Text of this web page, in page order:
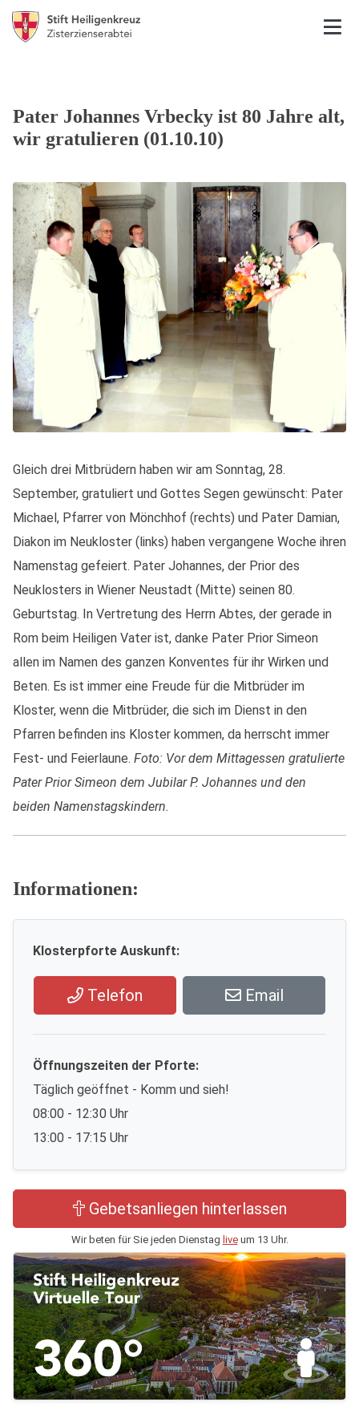
Pater Johannes Vrbecky ist 80 Jahre alt,
wir gratulieren (01.10.10)
Gleich drei Mitbrüdern haben wir am Sonntag, 28.
September, gratuliert und Gottes Segen gewünscht: Pater
Michael, Pfarrer von Mönchhof (rechts) und Pater Damian,
Diakon im Neukloster (links) haben vergangene Woche ihren
Namenstag gefeiert. Pater Johannes, der Prior des
Neuklosters in Wiener Neustadt (Mitte) seinen 80.
Geburtstag. In Vertretung des Herrn Abtes, der gerade in
Rom beim Heiligen Vater ist, danke Pater Prior Simeon
allen im Namen des ganzen Konventes für ihr Wirken und
Beten. Es ist immer eine Freude für die Mitbrüder im
Kloster, wenn die Mitbrüder, die sich im Dienst in den
Pfarren befinden ins Kloster kommen, da herrscht immer
Fest- und Feierlaune. Foto: Vor dem Mittagessen gratulierte
Pater Prior Simeon dem Jubilar P. Johannes und den
beiden Namenstagskindern.
Informationen:
Klosterpforte Auskunft:
Telefon Email
Öffnungszeiten der Pforte:
Täglich geöffnet - Komm und sieh!
08:00 - 12:30 Uhr
13:00 - 17:15 Uhr
Gebetsanliegen hinterlassen
Wir beten für Sie jeden Dienstag liveum 13 Uhr.